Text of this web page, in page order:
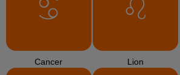
Cancer Lion